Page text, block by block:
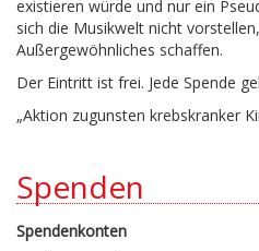
existieren würde und nur ein
sich die Musikwelt nicht
Außergewöhnliches schaffen.
Der Eintritt ist frei. Jede Spende
„Aktion zugunsten krebskranker
Spenden
Spendenkonten